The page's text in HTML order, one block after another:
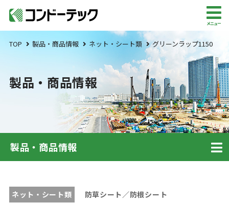
メニュー
TOP 製品・商品情報 ネット・シート類 グリーンラップ1150
製品・商品情報
製品・商品情報
ネット・シート類 防草シート／防根シート